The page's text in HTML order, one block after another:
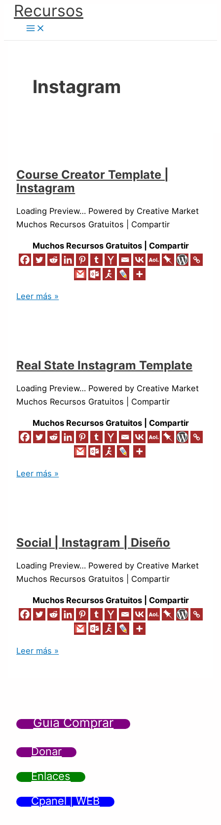
contenido
Recursos
Instagram
Course Creator Template |
Instagram
Loading Preview… Powered by Creative Market
Muchos Recursos Gratuitos | Compartir
Muchos Recursos Gratuitos | Compartir
Course
Creator
Template
Leer más »
Real State Instagram Template
Loading Preview… Powered by Creative Market
Muchos Recursos Gratuitos | Compartir
Muchos Recursos Gratuitos | Compartir
Real
State
Instagram
Leer más »
Social | Instagram | Diseño
Loading Preview… Powered by Creative Market
Muchos Recursos Gratuitos | Compartir
Muchos Recursos Gratuitos | Compartir
Social
|
Instagram
Leer más »
Guía Comprar
Donar
Enlaces
Cpanel | WEB